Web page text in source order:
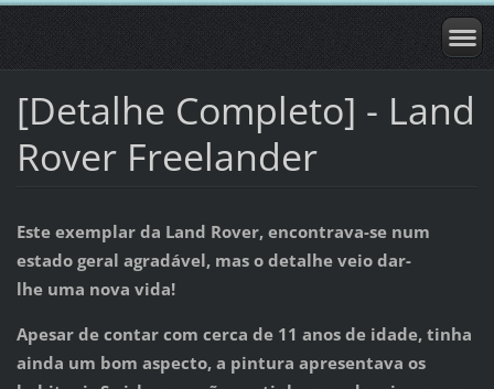
[Detalhe Completo] - Land
Rover Freelander
Este exemplar da Land Rover, encontrava-se num
estado geral agradável, mas o detalhe veio dar-
lhe uma nova vida!
Apesar de contar com cerca de 11 anos de idade, tinha
ainda um bom aspecto, a pintura apresentava os